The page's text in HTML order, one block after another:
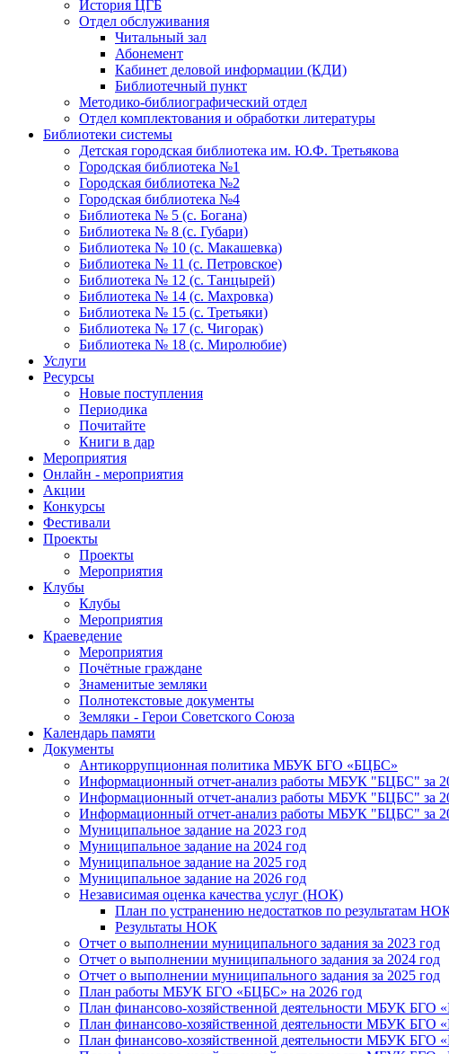
История ЦГБ
Отдел обслуживания
Читальный зал
Абонемент
Кабинет деловой информации (КДИ)
Библиотечный пункт
Методико-библиографический отдел
Отдел комплектования и обработки литературы
Библиотеки системы
Детская городская библиотека им. Ю.Ф. Третьякова
Городская библиотека №1
Городская библиотека №2
Городская библиотека №4
Библиотека № 5 (с. Богана)
Библиотека № 8 (с. Губари)
Библиотека № 10 (с. Макашевка)
Библиотека № 11 (с. Петровское)
Библиотека № 12 (с. Танцырей)
Библиотека № 14 (с. Махровка)
Библиотека № 15 (с. Третьяки)
Библиотека № 17 (с. Чигорак)
Библиотека № 18 (с. Миролюбие)
Услуги
Ресурсы
Новые поступления
Периодика
Почитайте
Книги в дар
Мероприятия
Онлайн - мероприятия
Акции
Конкурсы
Фестивали
Проекты
Проекты
Мероприятия
Клубы
Клубы
Мероприятия
Краеведение
Мероприятия
Почётные граждане
Знаменитые земляки
Полнотекстовые документы
Земляки - Герои Советского Союза
Календарь памяти
Документы
Антикоррупционная политика МБУК БГО «БЦБС»
Информационный отчет-анализ работы МБУК "БЦБС" за
Информационный отчет-анализ работы МБУК "БЦБС" за
Информационный отчет-анализ работы МБУК "БЦБС" за
Муниципальное задание на 2023 год
Муниципальное задание на 2024 год
Муниципальное задание на 2025 год
Муниципальное задание на 2026 год
Независимая оценка качества услуг (НОК)
План по устранению недостатков по результатам
Результаты НОК
Отчет о выполнении муниципального задания за 2023 год
Отчет о выполнении муниципального задания за 2024 год
Отчет о выполнении муниципального задания за 2025 год
План работы МБУК БГО «БЦБС» на 2026 год
План финансово-хозяйственной деятельности МБУК БГО
План финансово-хозяйственной деятельности МБУК БГО
План финансово-хозяйственной деятельности МБУК БГО